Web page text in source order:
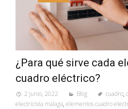
¿Para qué sirve cada
cuadro eléctrico?
2 junio, 2022 Blog cuadro,
electricista malaga, elementos cuadro